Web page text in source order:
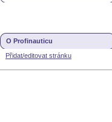
O Profinauticu
Přidat/editovat stránku